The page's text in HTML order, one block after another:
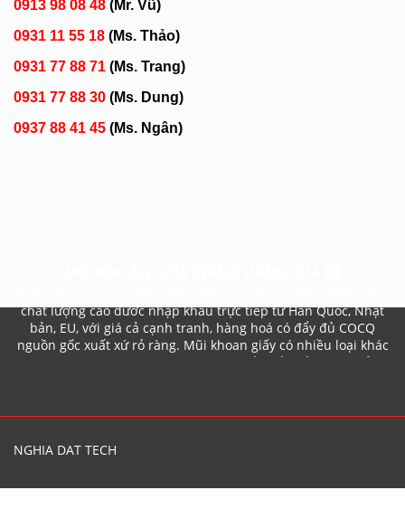
chất lượng cao đươc nhập khẩu trực tiếp từ Hàn Quốc, Nhật
bản, EU, với giá cả cạnh tranh, hàng hoá có đẩy đủ COCQ
nguồn gốc xuất xứ rỏ ràng. Mũi khoan giấy có nhiều loại khác
nhau vì vậy quý khách nên gọi trực tiếp đến số hotline của
0913 98 08 48 (Mr. Vũ)
0931 11 55 18 (Ms. Thảo)
0931 77 88 71 (Ms. Trang)
0931 77 88 30 (Ms. Dung)
0937 88 41 45 (Ms. Ngân)
NGHIA DAT TECH